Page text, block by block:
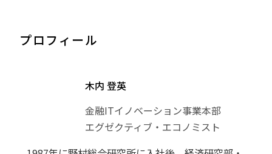
プロフィール
木内 登英
金融ITイノベーション事業本部
エグゼクティブ・エコノミスト